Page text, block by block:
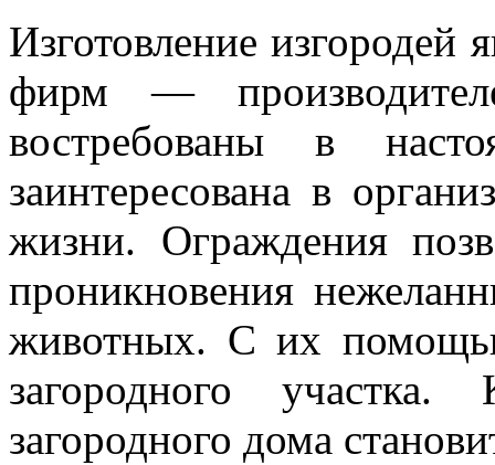
Изготовление изгородей
фирм —
востребованы в
заинтересована в
жизни. Ограждения
проникновения
животных. С их помощью
загородного
загородного дома